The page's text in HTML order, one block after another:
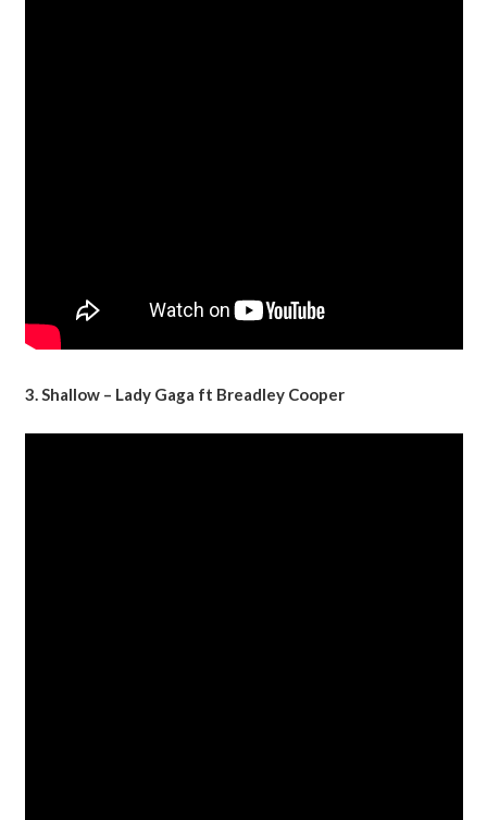
3. Shallow – Lady Gaga ft Breadley Cooper